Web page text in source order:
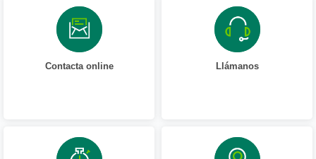
Contacta online Llámanos